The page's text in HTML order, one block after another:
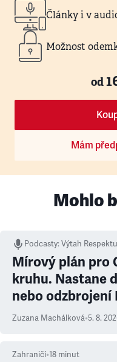
Články i v
Možnost
od
Mám
Mohlo
Podcasty:Výtah Respektu
Mírový plán pro
kruhu. Nastane
nebo odzbrojení
Zuzana Machálková•5. 8.
Zahraničí•18 minut